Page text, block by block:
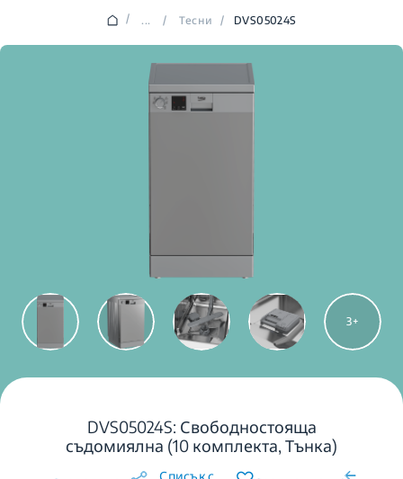
/ ... / Тесни / DVS05024S
3
DVS05024S: Свободностояща
съдомиялна (10 комплекта, Тънка)
Списък с